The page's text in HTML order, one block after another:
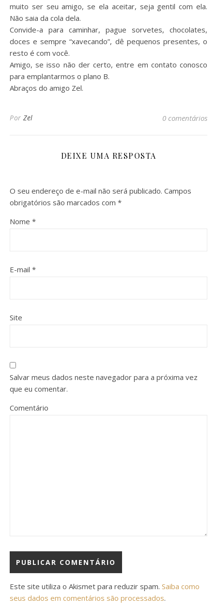
muito ser seu amigo, se ela aceitar, seja gentil com ela.
Não saia da cola dela.
Convide-a para caminhar, pague sorvetes, chocolates,
doces e sempre “xavecando”, dê pequenos presentes, o
resto é com você.
Amigo, se isso não der certo, entre em contato conosco
para emplantarmos o plano B.
Abraços do amigo Zel.
Por Zel 0 comentários
DEIXE UMA RESPOSTA
O seu endereço de e-mail não será publicado. Campos
obrigatórios são marcados com *
Nome *
E-mail *
Site
Salvar meus dados neste navegador para a próxima vez
que eu comentar.
Comentário
Este site utiliza o Akismet para reduzir spam. Saiba como
seus dados em comentários são processados.